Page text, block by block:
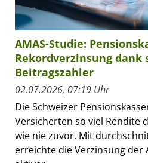
AMAS-Studie:
Rekordverzinsung dank
Beitragszahler
02.07.2026, 07:19 Uhr
Die Schweizer
Versicherten so viel Rendite
wie nie zuvor. Mit
erreichte die Verzinsung der